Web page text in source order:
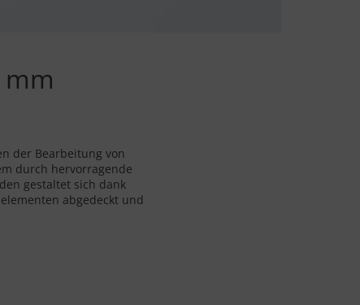
mm
der Bearbeitung von
durch hervorragende
gestaltet sich dank
abgedeckt und